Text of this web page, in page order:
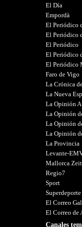
El Día
Empordà
El Periódico
El Periódico
El Periódico
El Periódico
El Periódico
Faro de Vigo
La Crónica
La Nueva
La Opinión
La Opinión
La Opinión
La Opinión
La Provincia
Levante-
Mallorca
Regio7
Sport
Superdeporte
El Correo
El Correo de
Canales